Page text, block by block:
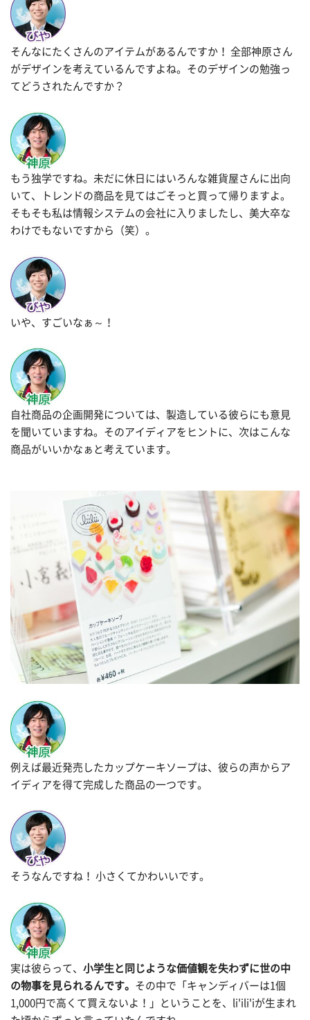
そんなにたくさんのアイテムがあるんですか！ 全部神原さん
がデザインを考えているんですよね。そのデザインの勉強っ
てどうされたんですか？
もう独学ですね。未だに休日にはいろんな雑貨屋さんに出向
いて、トレンドの商品を見てはごそっと買って帰りますよ。
そもそも私は情報システムの会社に入りましたし、美大卒な
わけでもないですから（笑）。
いや、すごいなぁ～！
自社商品の企画開発については、製造している彼らにも意見
を聞いていますね。そのアイディアをヒントに、次はこんな
商品がいいかなぁと考えています。
例えば最近発売したカップケーキソープは、彼らの声からア
イディアを得て完成した商品の一つです。
そうなんですね！ 小さくてかわいいです。
実は彼らって、 小学生と同じような価値観を失わずに世の中
の物事を見られるんです。 その中で「キャンディバーは1個
1,000円で高くて買えないよ！」ということを、li'ili'iが生まれ